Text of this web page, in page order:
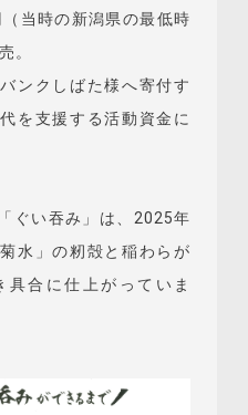
当時の新潟県の最低時
。
ンクしばた様へ寄付す
を支援する活動資金に
ぐい吞み」は、2025年
水」の籾殻と稲わらが
合に仕上がっていま